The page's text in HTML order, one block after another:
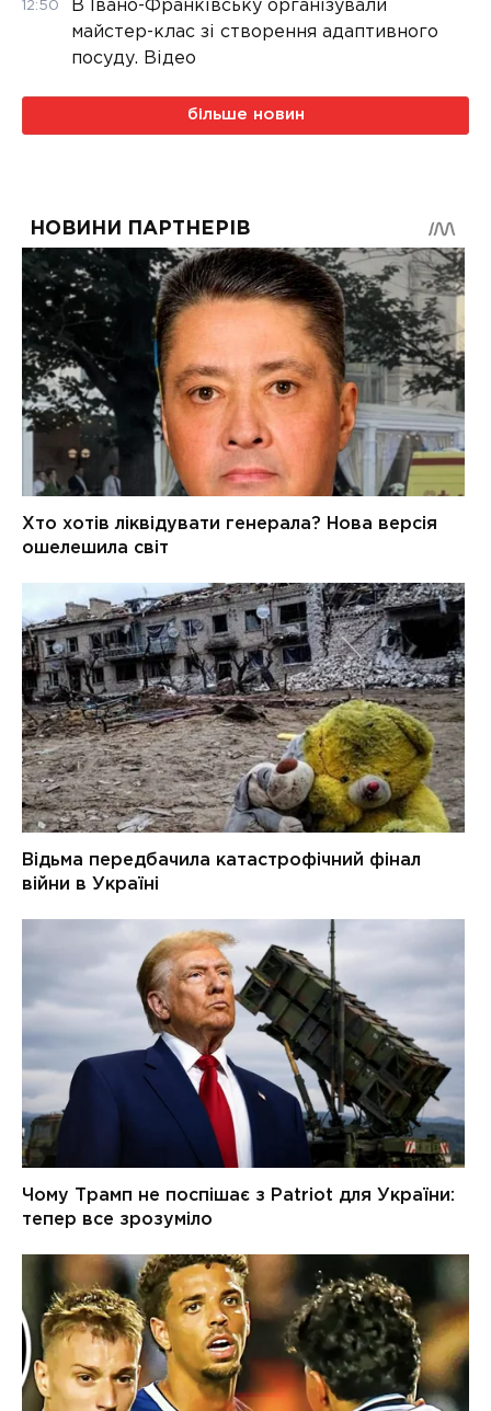
12:50
В Івано-Франківську організували
майстер-клас зі створення адаптивного
посуду. Відео
більше новин